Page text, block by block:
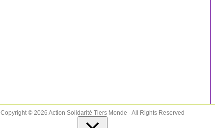
Copyright © 2026 Action Solidarité Tiers Monde - All Rights Reserved